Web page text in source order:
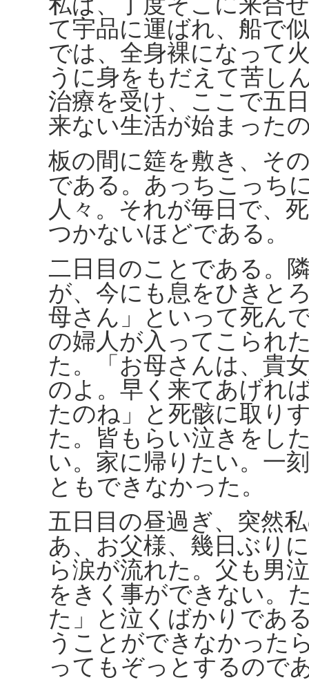
て宇品に運ばれ、船で
では、全身裸になって
うに身をもだえて苦し
治療を受け、ここで五
来ない生活が始まった
板の間に筵を敷き、そ
である。あっちこっち
人々。それが毎日で、
つかないほどである。
二日目のことである。
が、今にも息をひきと
母さん」といって死ん
の婦人が入ってこられ
た。「お母さんは、貴
のよ。早く来てあげれ
たのね」と死骸に取り
た。皆もらい泣きをし
い。家に帰りたい。一
ともできなかった。
五日目の昼過ぎ、突然
あ、お父様、幾日ぶり
ら涙が流れた。父も男
をきく事ができない。
た」と泣くばかりであ
うことができなかった
ってもぞっとするので